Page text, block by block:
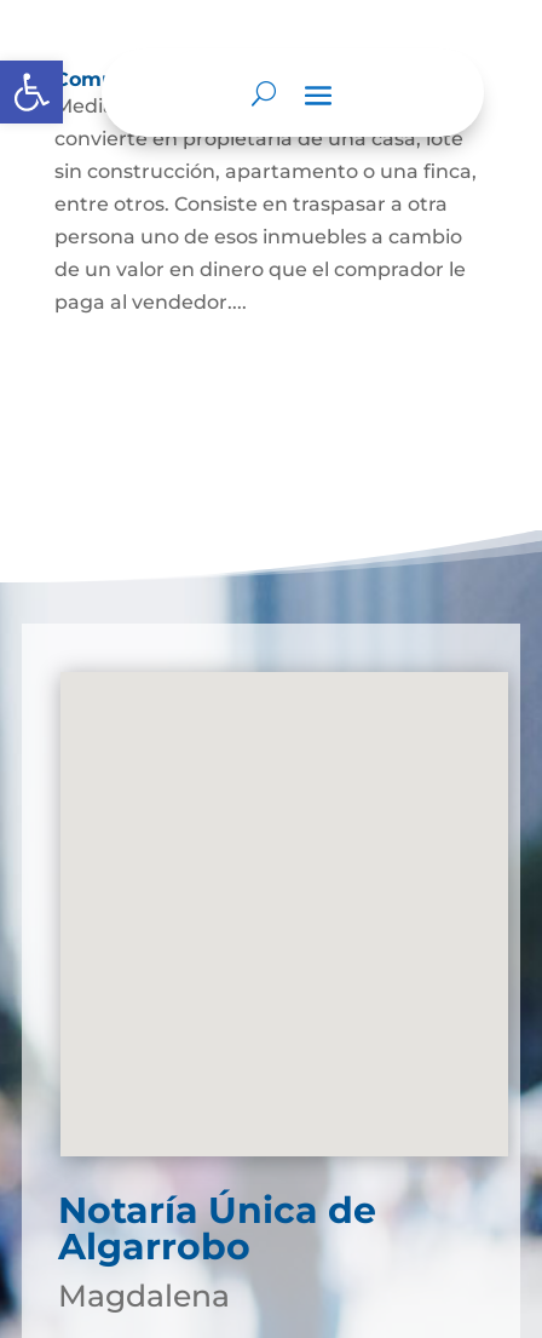
Abrir barra de herramientas
Compraventa de inmuebles
Mediante este contrato, una persona se
convierte en propietaria de una casa, lote
sin construcción, apartamento o una finca,
entre otros. Consiste en traspasar a otra
persona uno de esos inmuebles a cambio
de un valor en dinero que el comprador le
paga al vendedor....
Notaría Única de
Algarrobo
Magdalena